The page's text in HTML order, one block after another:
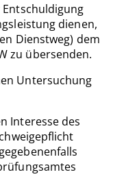
dienen,
Dienstweg) dem
zu übersenden.
Untersuchung
Interesse des